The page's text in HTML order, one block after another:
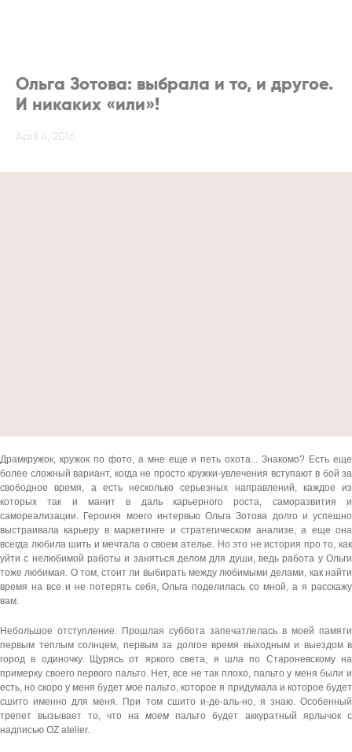
April 4, 2016
Ольга Зотова: выбрала и то, и другое.
И никаких «или»!
Драмкружок, кружок по фото, а мне еще и петь охота... Знакомо? Есть еще
более сложный вариант, когда не просто кружки-увлечения вступают в бой за
свободное время, а есть несколько серьезных направлений, каждое из
которых так и манит в даль карьерного роста, саморазвития и
самореализации. Героиня моего интервью Ольга Зотова долго и успешно
выстраивала карьеру в маркетинге и стратегическом анализе, а еще она
всегда любила шить и мечтала о своем ателье. Но это не история про то, как
уйти с нелюбимой работы и заняться делом для души, ведь работа у Ольги
тоже любимая. О том, стоит ли выбирать между любимыми делами, как найти
время на все и не потерять себя, Ольга поделилась со мной, а я расскажу
вам.
Небольшое отступление. Прошлая суббота запечатлелась в моей памяти
первым теплым солнцем, первым за долгое время выходным и выездом в
город в одиночку. Щурясь от яркого света, я шла по Староневскому на
примерку своего первого пальто. Нет, все не так плохо, пальто у меня были и
есть, но скоро у меня будет мое пальто, которое я придумала и которое будет
сшито именно для меня. При том сшито и-де-аль-но, я знаю. Особенный
трепет вызывает то, что на моем пальто будет аккуратный ярлычок с
надписью OZ atelier.